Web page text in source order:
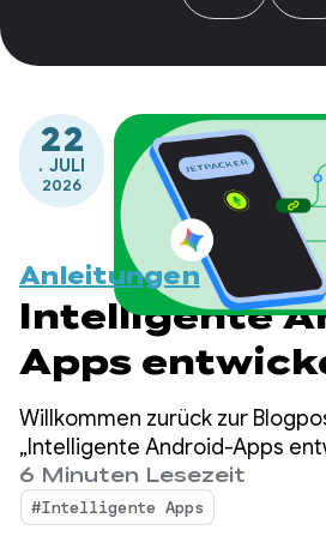
22
. JULI
2026
Anleitungen
Intelligente
Apps
AppFunctions
Android-
Willkommen zurück zur
„Intelligente Android-Apps
Reihe zeigen wir, wie Sie eine
App in eine personalisierte,
agentenbasierte Anwendung
6 Minuten Lesezeit
#Intelligente Apps